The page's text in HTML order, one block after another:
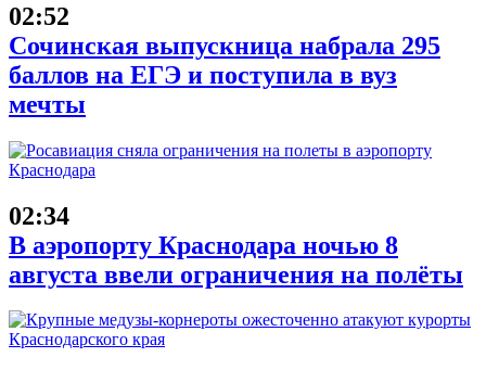
02:52
Сочинская выпускница набрала 295
баллов на ЕГЭ и поступила в вуз
мечты
02:34
В аэропорту Краснодара ночью 8
августа ввели ограничения на полёты